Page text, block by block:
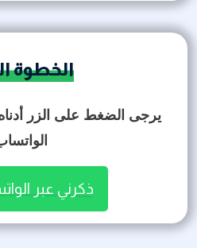
الخطوة
يرجى الضغط على الزر أدناه
ذكرني عبر